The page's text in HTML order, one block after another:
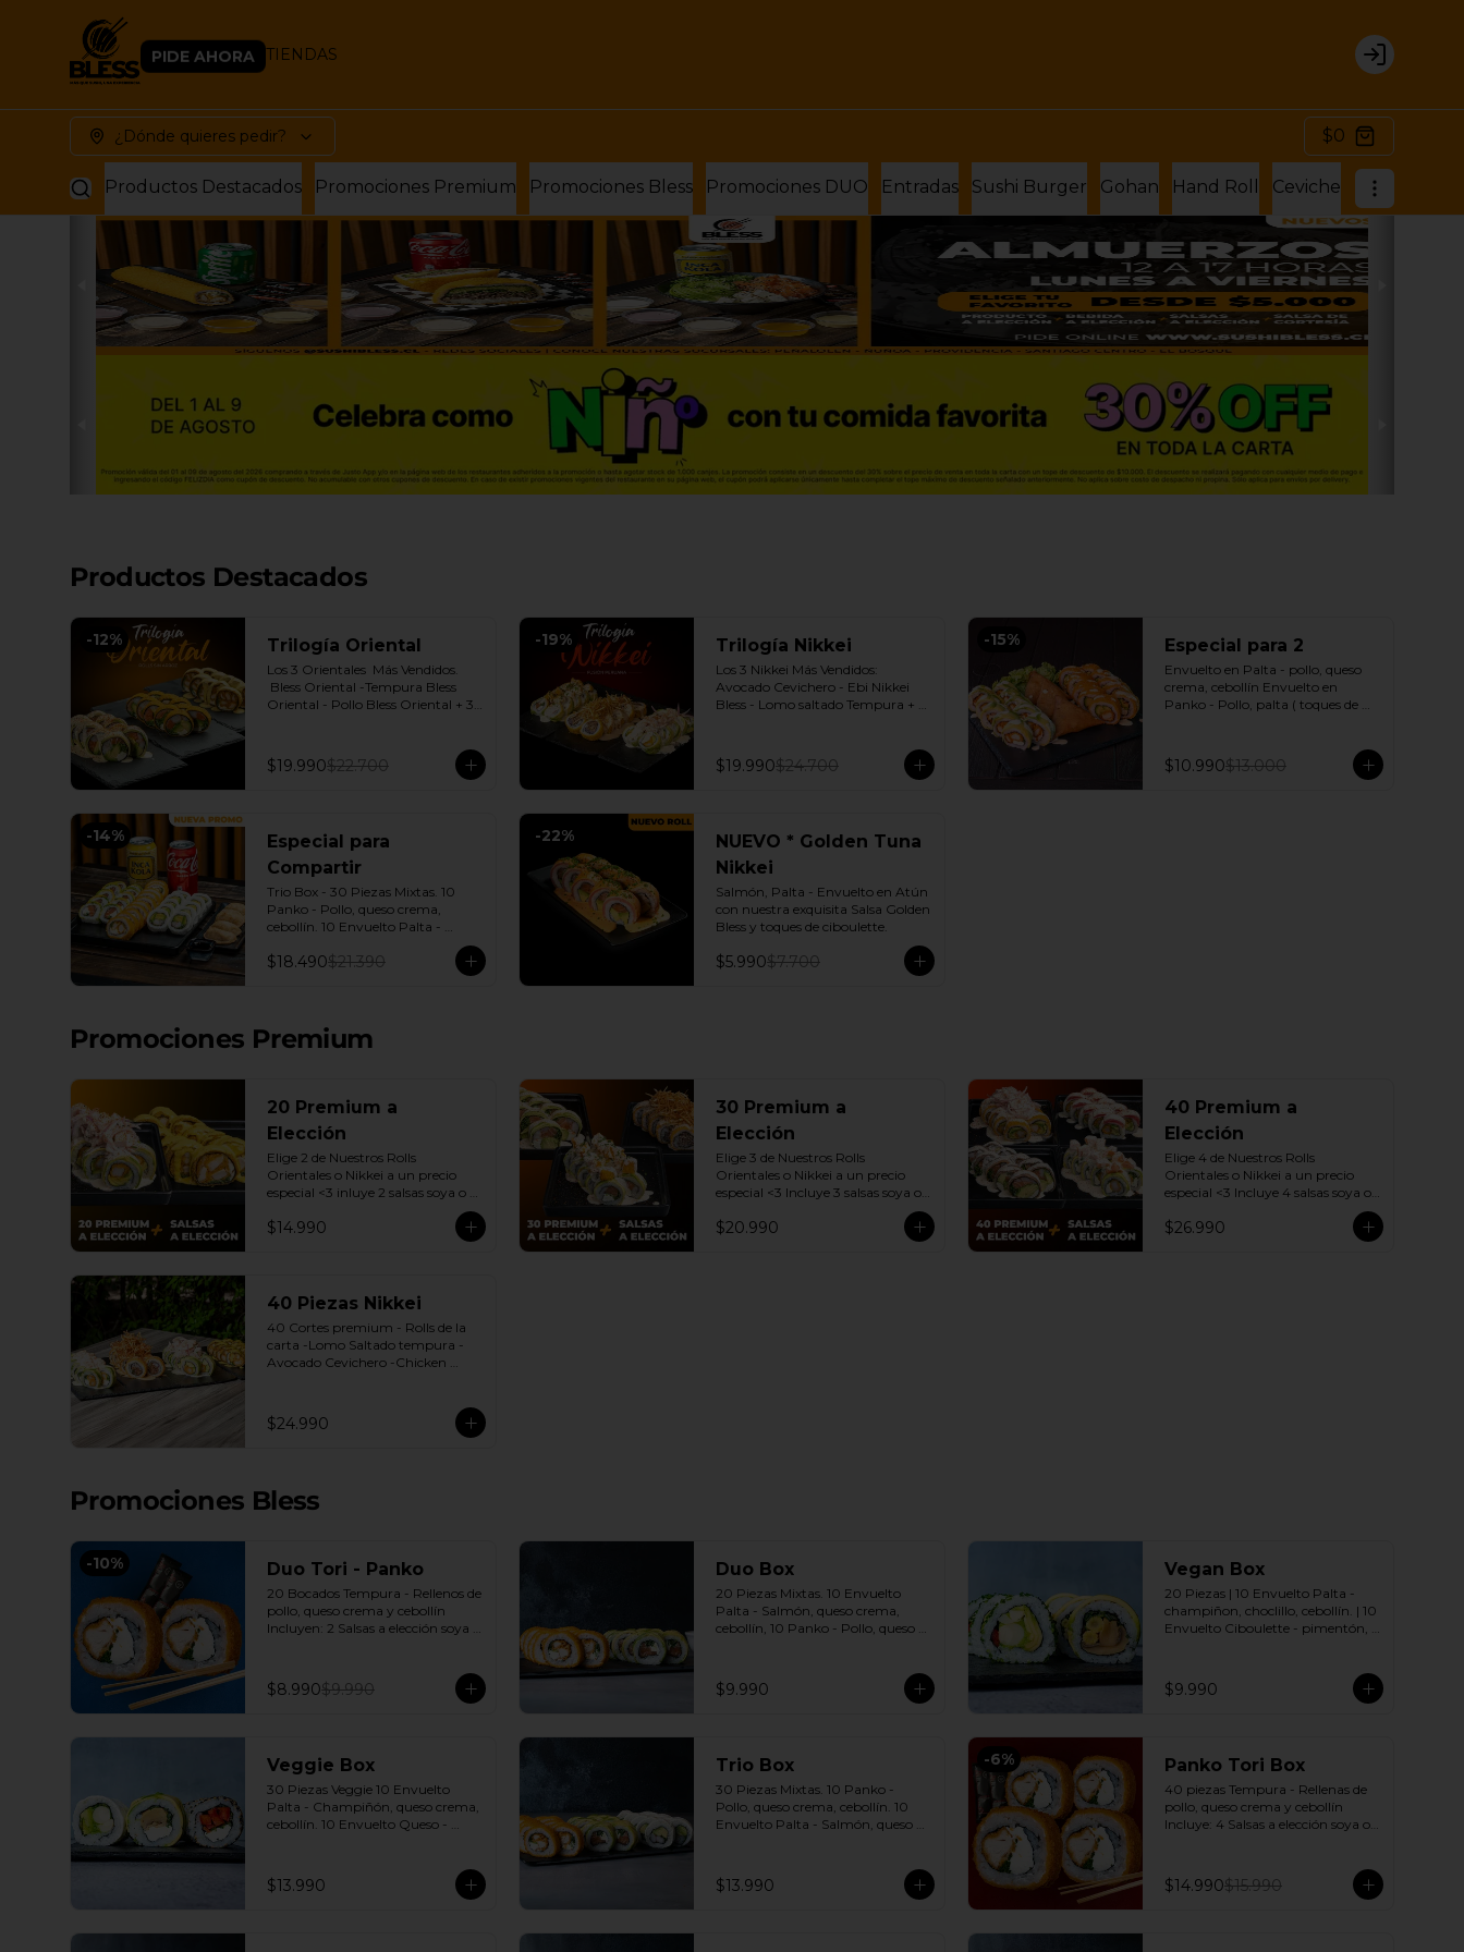
PIDE AHORA TIENDAS Login
¿Dónde quieres pedir? $0
Productos Destacados Promociones Premium Promociones Bless Promociones DUO Entradas Sushi Burger Gohan Hand Roll Ceviche Hosomaki
Productos Destacados
-12% Trilogía Oriental
Los 3 Orientales  Más Vendidos.
Bless Oriental -Tempura Bless
Oriental - Pollo Bless Oriental + 3
$19.990$22.700
-19% Trilogía Nikkei
Los 3 Nikkei Más Vendidos:
Avocado Cevichero - Ebi Nikkei
Bless - Lomo saltado Tempura + 3
$19.990$24.700
-15% Especial para 2
Envuelto en Palta - pollo, queso
crema, cebollín Envuelto en
Panko - Pollo, palta ( toques de
Agridulce Bless - 2 Salsa soya
$10.990$13.000
-14%
Especial para
Compartir
Trio Box - 30 Piezas Mixtas. 10
Panko - Pollo, queso crema,
cebollín. 10 Envuelto Palta -
Salmón, queso crema, cebollín. 10
Envuelto Queso - Camarón, palta.
$18.490$21.390
-22%
NUEVO * Golden Tuna
Nikkei
Salmón, Palta - Envuelto en Atún
con nuestra exquisita Salsa Golden
Bless y toques de ciboulette.
$5.990$7.700
Promociones Premium
20 Premium a
Elección
Elige 2 de Nuestros Rolls
Orientales o Nikkei a un precio
especial <3 inluye 2 salsas soya o
(Promoción no incluye - Roll
$14.990
30 Premium a
Elección
Elige 3 de Nuestros Rolls
Orientales o Nikkei a un precio
especial <3 Incluye 3 salsas soya o
(Promoción no incluye - Roll
$20.990
40 Premium a
Elección
Elige 4 de Nuestros Rolls
Orientales o Nikkei a un precio
especial <3 Incluye 4 salsas soya o
(Promoción no incluye - Roll
$26.990
40 Piezas Nikkei
40 Cortes premium - Rolls de la
carta -Lomo Saltado tempura -
Avocado Cevichero -Chicken
Bless + 3 palitos
$24.990
Promociones Bless
-10% Duo Tori - Panko
20 Bocados Tempura - Rellenos de
pollo, queso crema y cebollín
Incluyen: 2 Salsas a elección soya o
$8.990$9.990
Duo Box
20 Piezas Mixtas. 10 Envuelto
Palta - Salmón, queso crema,
cebollín, 10 Panko - Pollo, queso
palitos
$9.990
Vegan Box
20 Piezas | 10 Envuelto Palta -
champiñon, choclillo, cebollín. | 10
Envuelto Ciboulette - pimentón,
palitos
$9.990
Veggie Box
30 Piezas Veggie 10 Envuelto
Palta - Champiñón, queso crema,
cebollín. 10 Envuelto Queso -
queso crema, cebollín. Incluye: 3
Salsas a elección soya o agridulce
$13.990
Trio Box
30 Piezas Mixtas. 10 Panko -
Pollo, queso crema, cebollín. 10
Envuelto Palta - Salmón, queso
3 Salsas a elección soya o agridulce
Bless + 2 palitos
$13.990
-6% Panko Tori Box
40 piezas Tempura - Rellenas de
pollo, queso crema y cebollín
Incluye: 4 Salsas a elección soya o
$14.990$15.990